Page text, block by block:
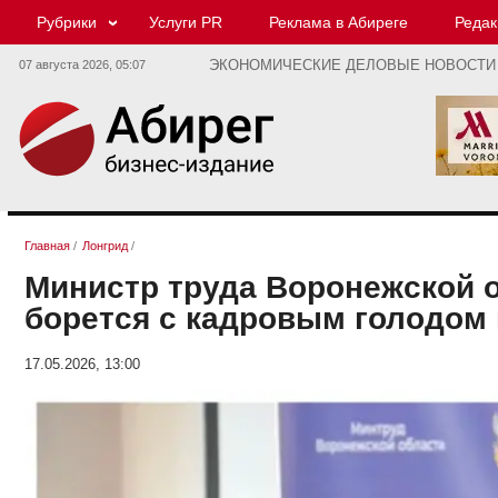
Рубрики Услуги PR Реклама в Абиреге
07 августа 2026, 05:07 ЭКОНОМИЧЕСКИЕ ДЕЛОВЫЕ НОВОСТИ
Главная / Лонгрид /
Министр труда Воронежской
борется с кадровым
17.05.2026, 13:00